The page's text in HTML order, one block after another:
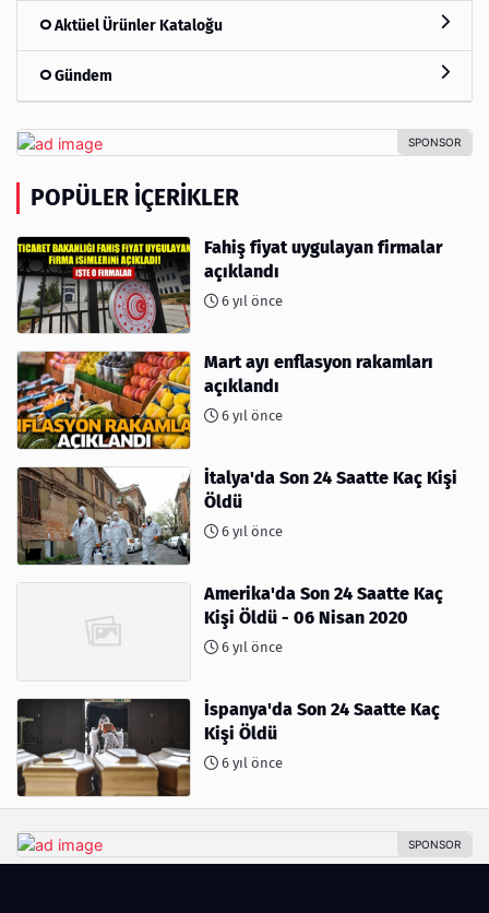
Aktüel Ürünler Kataloğu
Gündem
POPÜLER İÇERIKLER
Fahiş fiyat uygulayan firmalar
açıklandı
6 yıl önce
Mart ayı enflasyon rakamları
açıklandı
6 yıl önce
İtalya'da Son 24 Saatte Kaç Kişi
Öldü
6 yıl önce
Amerika'da Son 24 Saatte Kaç
Kişi Öldü - 06 Nisan 2020
6 yıl önce
İspanya'da Son 24 Saatte Kaç
Kişi Öldü
6 yıl önce